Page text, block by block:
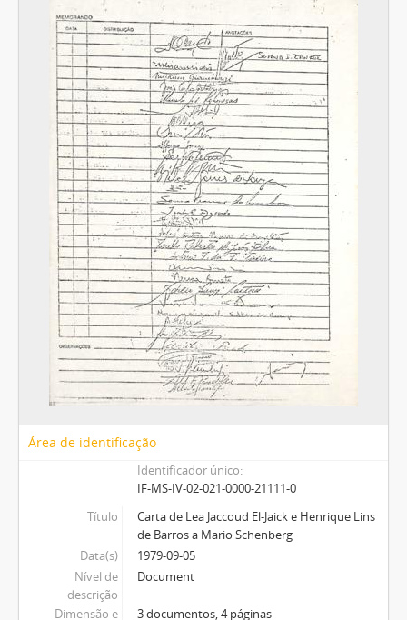
Área de identificação
Identificador único
IF-MS-IV-02-021-0000-21111-0
Título
Carta de Lea Jaccoud El-Jaick e Henrique Lins
de Barros a Mario Schenberg
Data(s)
1979-09-05
Nível de
descrição
Document
Dimensão e
3 documentos, 4 páginas